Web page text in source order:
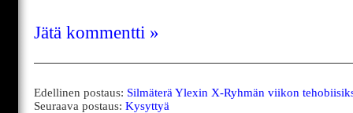
Jätä kommentti »
Edellinen postaus: Silmäterä Ylexin X-Ryhmän viikon
Seuraava postaus: Kysyttyä